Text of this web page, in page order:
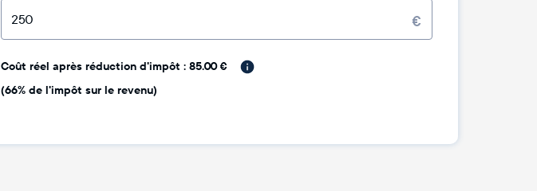
€
Coût réel après réduction d'impôt : 85.00 €
(66% de l'impôt sur le revenu)